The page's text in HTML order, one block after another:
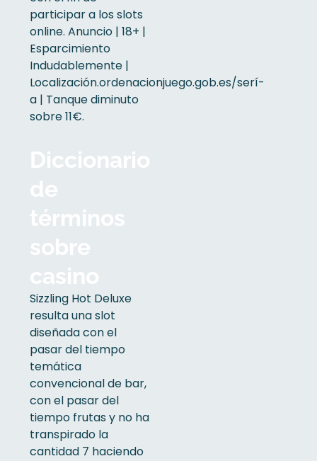
participar a los slots
online. Anuncio | 18+ |
Esparcimiento
Indudablemente |
Localización.ordenacionjuego.gob.es/serí­
a | Tanque diminuto
sobre 11€.
Diccionario
de
términos
sobre
casino
Sizzling Hot Deluxe
resulta una slot
diseñada con el
pasar del tiempo
temática
convencional de bar,
con el pasar del
tiempo frutas y no ha
transpirado la
cantidad 7 haciendo